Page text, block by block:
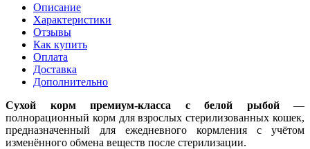
Описание
Характеристики
Отзывы
Как купить
Оплата
Доставка
Дополнительно
Сухой корм премиум-класса с белой рыбой—
полнорационный корм для взрослых стерилизованных кошек,
предназначенный для ежедневного кормления с учётом
изменённого обмена веществ после стерилизации.